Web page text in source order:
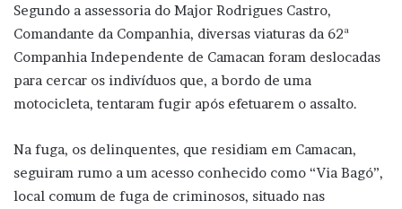
Segundo a assessoria do Major Rodrigues Castro,
Comandante da Companhia, diversas viaturas da 62ª
Companhia Independente de Camacan foram deslocadas
para cercar os indivíduos que, a bordo de uma
motocicleta, tentaram fugir após efetuarem o assalto.
Na fuga, os delinquentes, que residiam em Camacan,
seguiram rumo a um acesso conhecido como “Via Bagó”,
local comum de fuga de criminosos, situado nas